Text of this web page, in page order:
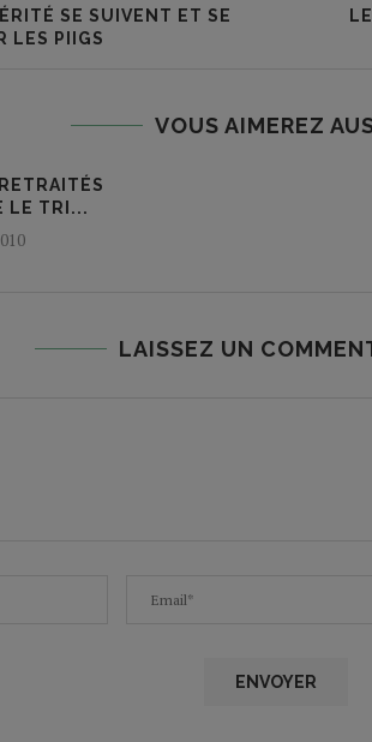
SE SUIVENT ET SE
LES PIIGS
VOUS AIMEREZ
LE TRI...
LAISSEZ UN